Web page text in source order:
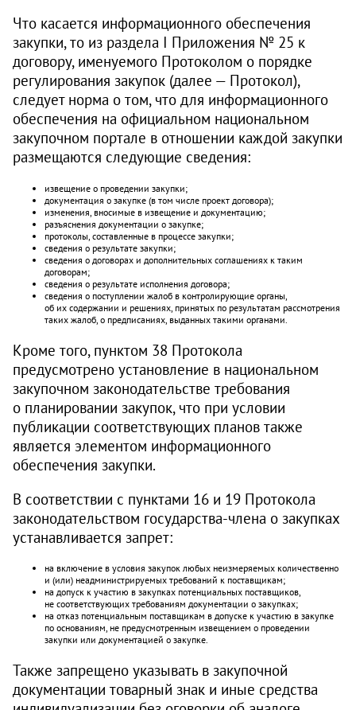
Что касается информационного обеспечения
закупки, то из раздела I Приложения № 25 к
договору, именуемого Протоколом о порядке
регулирования закупок (далее — Протокол),
следует норма о том, что для информационного
обеспечения на официальном национальном
закупочном портале в отношении каждой закупки
размещаются следующие сведения:
извещение о проведении закупки;
документация о закупке (в том числе проект договора);
изменения, вносимые в извещение и документацию;
разъяснения документации о закупке;
протоколы, составленные в процессе закупки;
сведения о результате закупки;
сведения о договорах и дополнительных соглашениях к таким
договорам;
сведения о результате исполнения договора;
сведения о поступлении жалоб в контролирующие органы,
об их содержании и решениях, принятых по результатам рассмотрения
таких жалоб, о предписаниях, выданных такими органами.
Кроме того, пунктом 38 Протокола
предусмотрено установление в национальном
закупочном законодательстве требования
о планировании закупок, что при условии
публикации соответствующих планов также
является элементом информационного
обеспечения закупки.
В соответствии с пунктами 16 и 19 Протокола
законодательством государства-члена о закупках
устанавливается запрет:
на включение в условия закупок любых неизмеряемых количественно
и (или) неадминистрируемых требований к поставщикам;
на допуск к участию в закупках потенциальных поставщиков,
не соответствующих требованиям документации о закупках;
на отказ потенциальным поставщикам в допуске к участию в закупке
по основаниям, не преду­смотренным извещением о проведении
закупки или документацией о закупке.
Также запрещено указывать в закупочной
документации товарный знак и иные средства